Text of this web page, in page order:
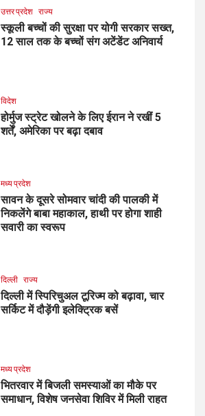
उत्तर प्रदेश राज्य
स्कूली बच्चों की सुरक्षा पर योगी सरकार सख्त,
12 साल तक के बच्चों संग अटेंडेंट अनिवार्य
विदेश
होर्मुज स्ट्रेट खोलने के लिए ईरान ने रखीं 5
शर्तें, अमेरिका पर बढ़ा दबाव
मध्य प्रदेश
सावन के दूसरे सोमवार चांदी की पालकी में
निकलेंगे बाबा महाकाल, हाथी पर होगा शाही
सवारी का स्वरूप
दिल्ली राज्य
दिल्ली में स्पिरिचुअल टूरिज्म को बढ़ावा, चार
सर्किट में दौड़ेंगी इलेक्ट्रिक बसें
मध्य प्रदेश
भितरवार में बिजली समस्याओं का मौके पर
समाधान, विशेष जनसेवा शिविर में मिली राहत